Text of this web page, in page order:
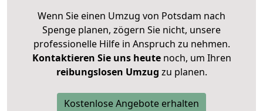
Wenn Sie einen Umzug von Potsdam nach
Spenge planen, zögern Sie nicht, unsere
professionelle Hilfe in Anspruch zu nehmen.
Kontaktieren Sie uns heutenoch, um Ihren
reibungslosen Umzug zu planen.
Kostenlose Angebote erhalten